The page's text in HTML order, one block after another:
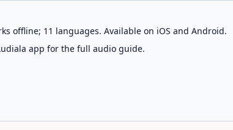
offline; 11 languages. Available on iOS and Android.
app for the full audio guide.